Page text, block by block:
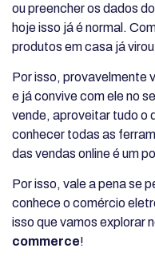
ou preencher os dados
hoje isso já é normal.
produtos em casa já
Por isso, provavelmente
e já convive com ele no
vende, aproveitar tudo o
conhecer todas as
das vendas online é um
Por isso, vale a pena se
conhece o comércio
isso que vamos explorar
commerce!